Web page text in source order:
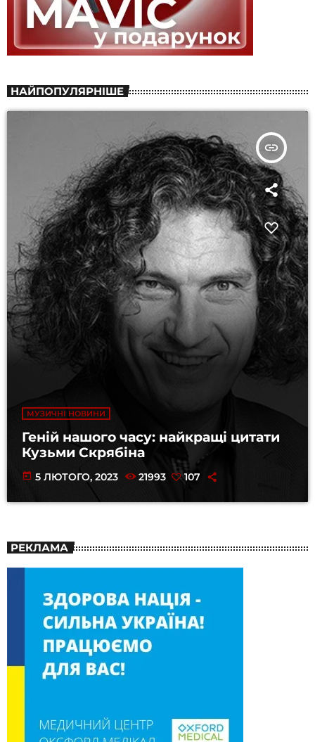
НАЙПОПУЛЯРНІШЕ
insert_link
МУЗИЧНІ НОВИНИ
Геній нашого часу: найкращі цитати
Кузьми Скрябіна
today 5 ЛЮТОГО, 2023 21993 107
РЕКЛАМА